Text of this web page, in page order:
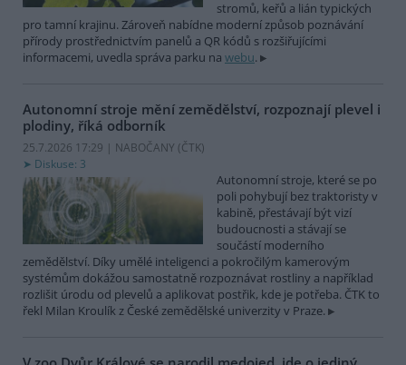
stromů, keřů a lián typických
pro tamní krajinu. Zároveň nabídne moderní způsob poznávání
přírody prostřednictvím panelů a QR kódů s rozšiřujícími
informacemi, uvedla správa parku na webu.
Autonomní stroje mění zemědělství, rozpoznají plevel i
plodiny, říká odborník
25.7.2026 17:29 | NABOČANY (ČTK)
Diskuse: 3
Autonomní stroje, které se po
poli pohybují bez traktoristy v
kabině, přestávají být vizí
budoucnosti a stávají se
součástí moderního
zemědělství. Díky umělé inteligenci a pokročilým kamerovým
systémům dokážou samostatně rozpoznávat rostliny a například
rozlišit úrodu od plevelů a aplikovat postřik, kde je potřeba. ČTK to
řekl Milan Kroulík z České zemědělské univerzity v Praze.